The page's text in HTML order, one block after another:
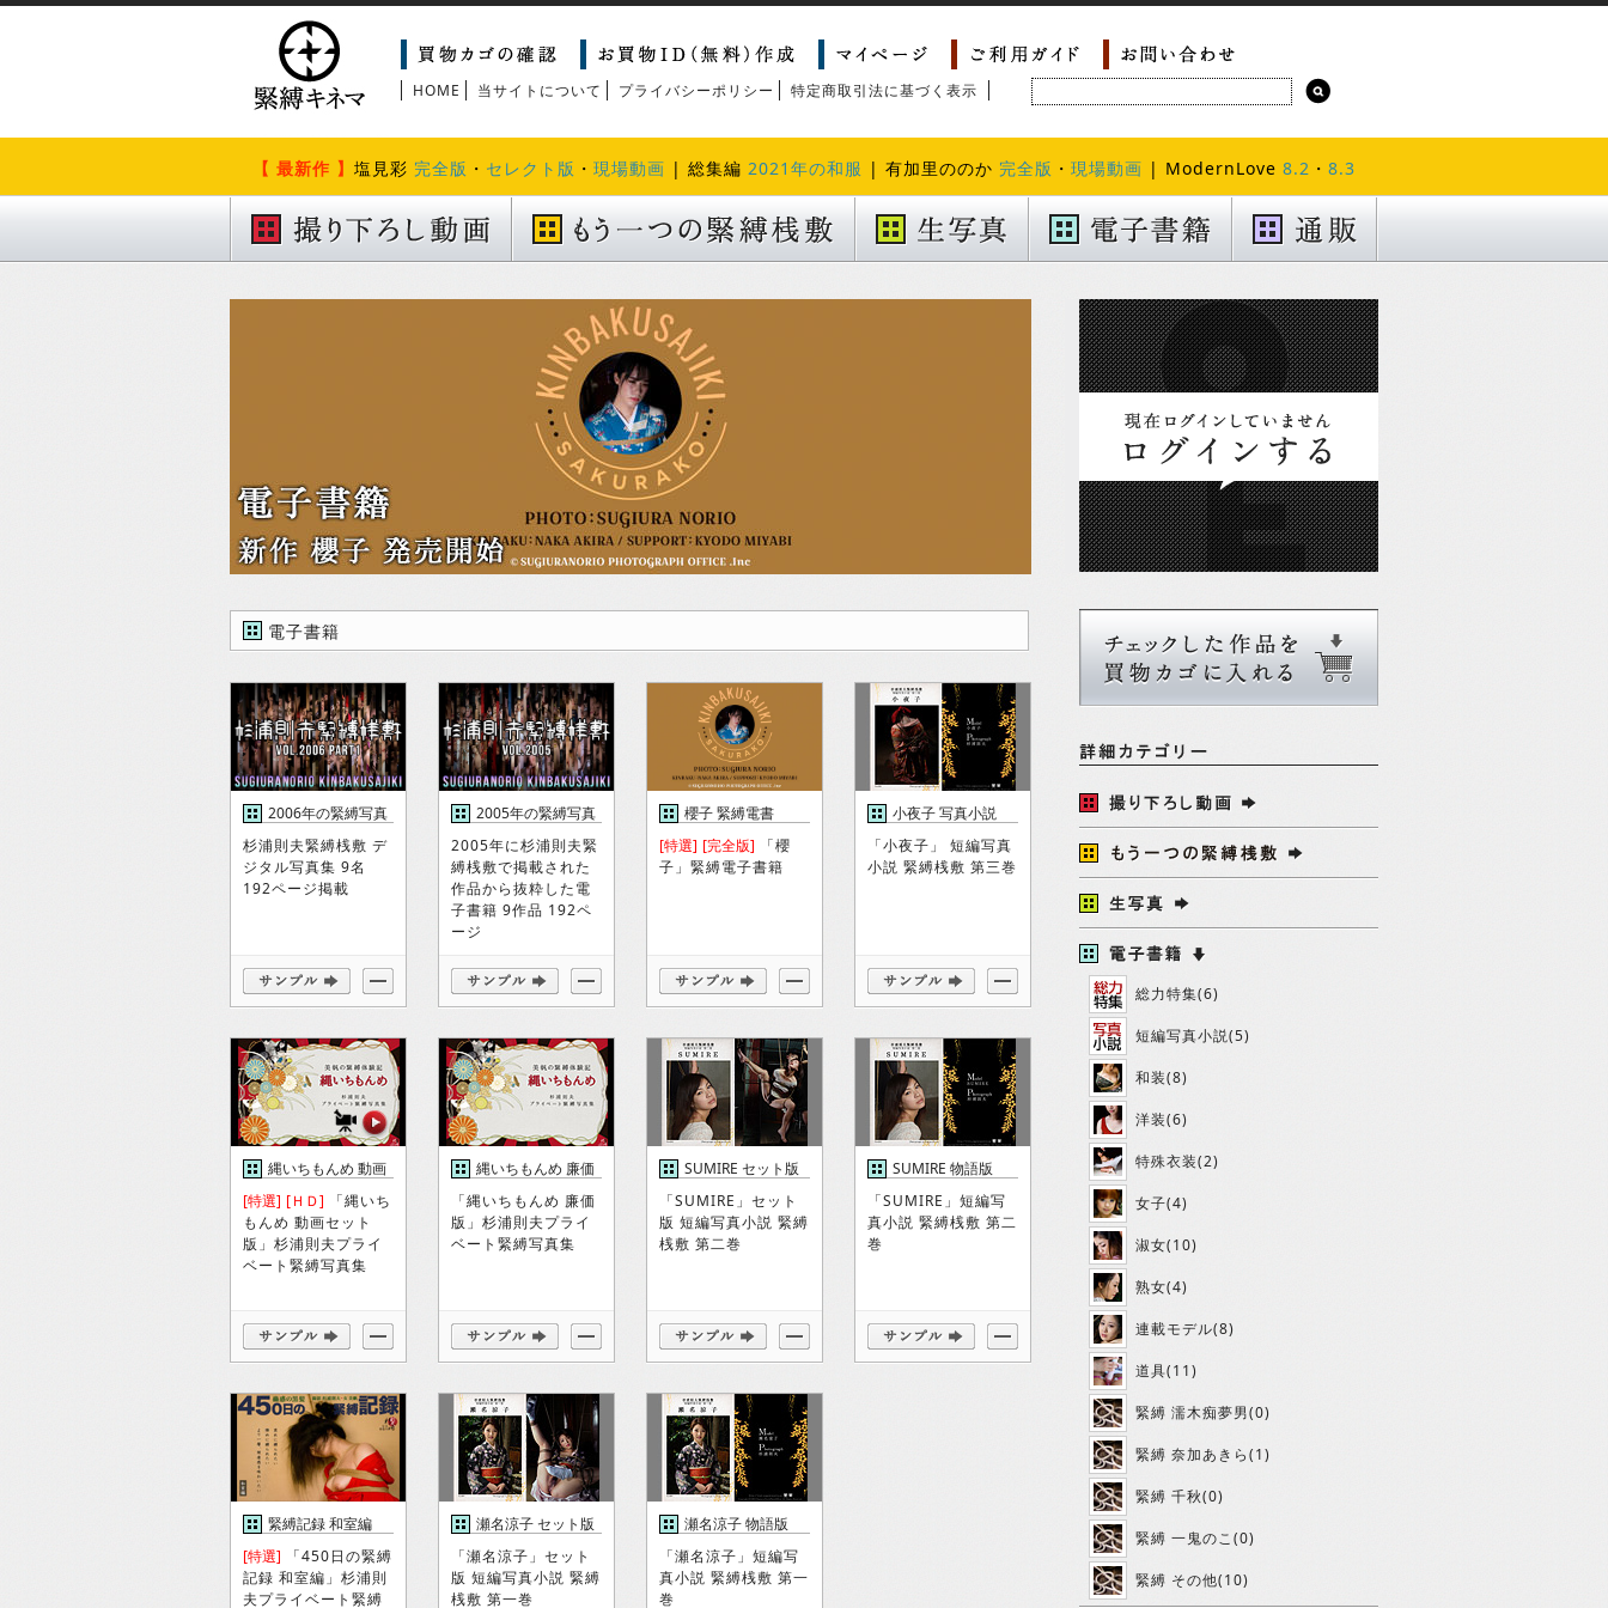
HOME 当サイトについて プライバシーポリシー 特定商取引法に基づく表示
【 最新作 】 塩見彩 完全版 ・ セレクト版 ・ 現場動画 | 総集編 2021年の和服 | 有加里ののか 完全版 ・ 現場動画 | ModernLove 8.2 ・ 8.3
電子書籍
2006年の緊縛写真
集1
杉浦則夫緊縛桟敷 デ
ジタル写真集 9名
192ページ掲載
2005年の緊縛写真
2005年に杉浦則夫緊
縛桟敷で掲載された
作品から抜粋した電
子書籍 9作品 192ペ
ージ
櫻子 緊縛電書
[特選] [完全版] 「櫻
子」緊縛電子書籍
小夜子 写真小説
「小夜子」 短編写真
小説 緊縛桟敷 第三巻
縄いちもんめ 動画
セット版
[特選] [ＨＤ] 「縄いち
もんめ 動画セット
版」杉浦則夫プライ
ベート緊縛写真集
縄いちもんめ 廉価
版
「縄いちもんめ 廉価
版」杉浦則夫プライ
ベート緊縛写真集
SUMIRE セット版
「SUMIRE」セット
版 短編写真小説 緊縛
桟敷 第二巻
SUMIRE 物語版
「SUMIRE」短編写
真小説 緊縛桟敷 第二
巻
緊縛記録 和室編
[特選] 「450日の緊縛
記録 和室編」杉浦則
夫プライベート緊縛
瀬名涼子 セット版
「瀬名涼子」セット
版 短編写真小説 緊縛
桟敷 第一巻
瀬名涼子 物語版
「瀬名涼子」短編写
真小説 緊縛桟敷 第一
巻
総力特集(6)
短編写真小説(5)
和装(8)
洋装(6)
特殊衣装(2)
女子(4)
淑女(10)
熟女(4)
連載モデル(8)
道具(11)
緊縛 濡木痴夢男(0)
緊縛 奈加あきら(1)
緊縛 千秋(0)
緊縛 一鬼のこ(0)
緊縛 その他(10)